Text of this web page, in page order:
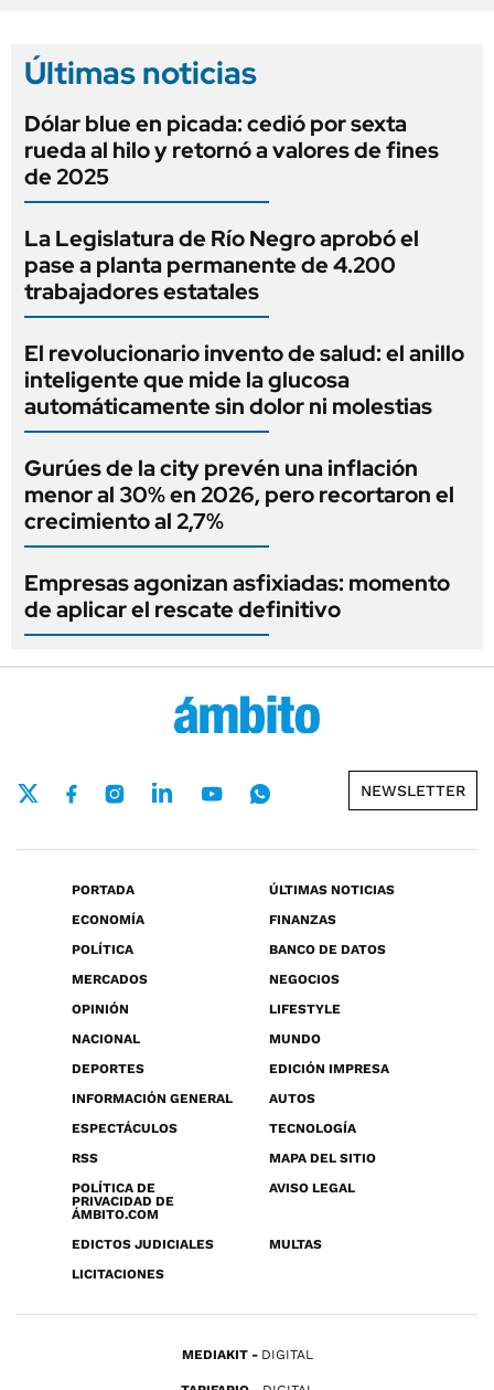
Últimas noticias
Dólar blue en picada: cedió por sexta
rueda al hilo y retornó a valores de fines
de 2025
La Legislatura de Río Negro aprobó el
pase a planta permanente de 4.200
trabajadores estatales
El revolucionario invento de salud: el anillo
inteligente que mide la glucosa
automáticamente sin dolor ni molestias
Gurúes de la city prevén una inflación
menor al 30% en 2026, pero recortaron el
crecimiento al 2,7%
Empresas agonizan asfixiadas: momento
de aplicar el rescate definitivo
NEWSLETTER
PORTADA
ÚLTIMAS NOTICIAS
ECONOMÍA
FINANZAS
POLÍTICA
BANCO DE DATOS
MERCADOS
NEGOCIOS
OPINIÓN
LIFESTYLE
NACIONAL
MUNDO
DEPORTES
EDICIÓN IMPRESA
INFORMACIÓN GENERAL
AUTOS
ESPECTÁCULOS
TECNOLOGÍA
RSS
MAPA DEL SITIO
POLÍTICA DE
PRIVACIDAD DE
ÁMBITO.COM
AVISO LEGAL
EDICTOS JUDICIALES
MULTAS
LICITACIONES
MEDIAKIT DIGITAL